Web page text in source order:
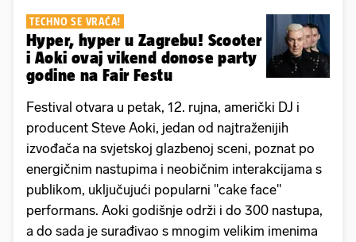
TECHNO SE VRAĆA!
Hyper, hyper u Zagrebu! Scooter
i Aoki ovaj vikend donose party
godine na Fair Festu
Festival otvara u petak, 12. rujna, američki DJ i
producent Steve Aoki, jedan od najtraženijih
izvođača na svjetskoj glazbenoj sceni, poznat po
energičnim nastupima i neobičnim interakcijama s
publikom, uključujući popularni "cake face"
performans. Aoki godišnje održi i do 300 nastupa,
a do sada je surađivao s mnogim velikim imenima